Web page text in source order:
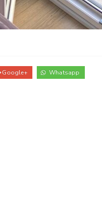
Google+ Whatsapp